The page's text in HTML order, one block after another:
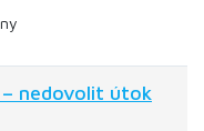
nedovolit útok